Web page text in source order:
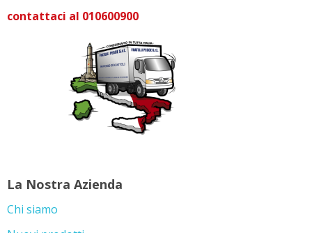
contattaci al 010600900
La Nostra Azienda
Chi siamo